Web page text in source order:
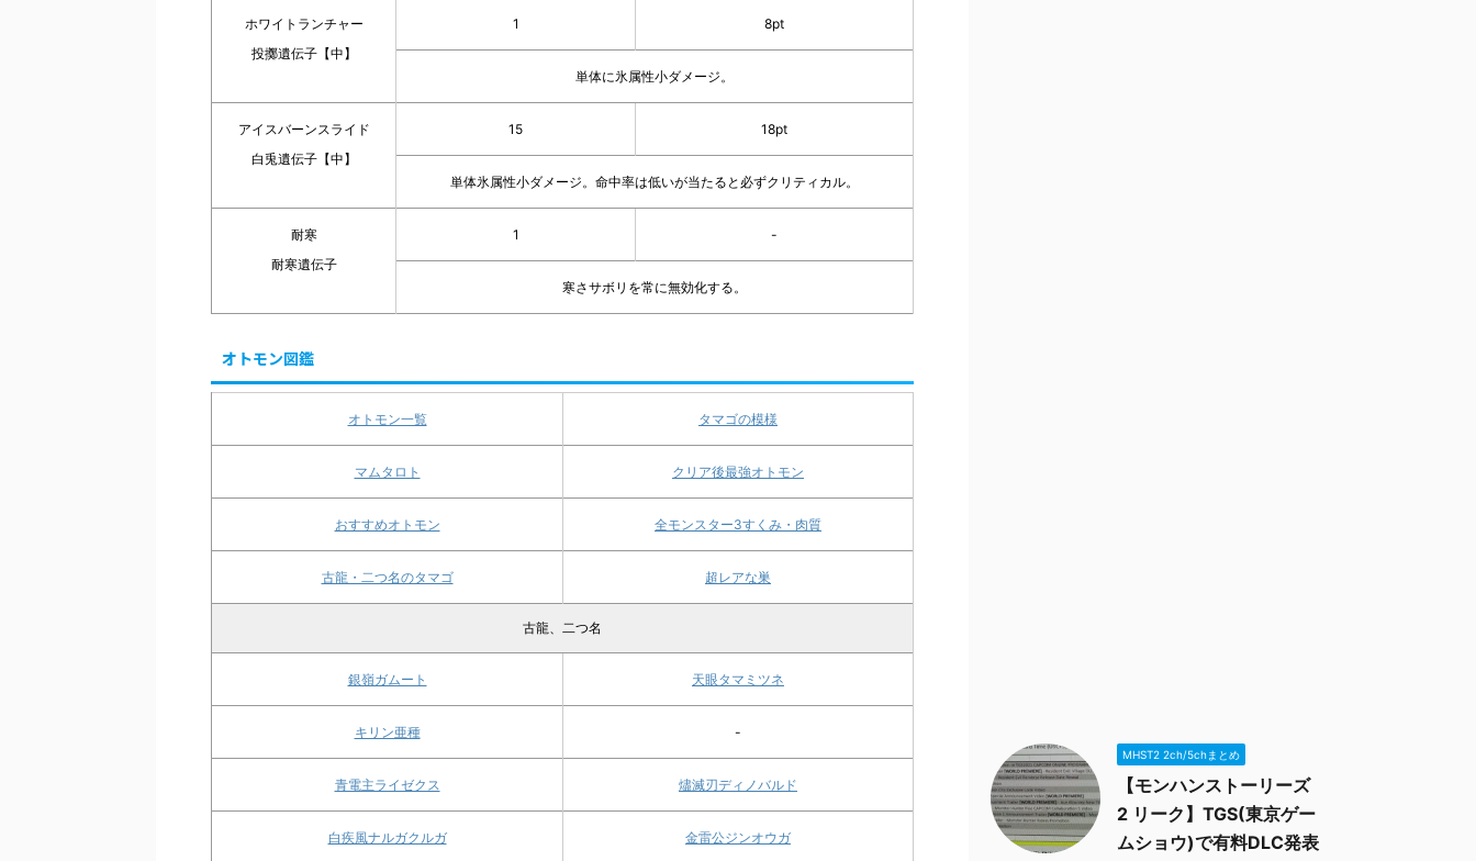
ホワイトランチャー
投擲遺伝子【中】
1 8pt
単体に氷属性小ダメージ。
アイスバーンスライド
白兎遺伝子【中】
15 18pt
単体氷属性小ダメージ。命中率は低いが当たると必ずクリティカル。
耐寒
耐寒遺伝子
1 -
寒さサボリを常に無効化する。
オトモン図鑑
オトモン一覧 タマゴの模様
マムタロト クリア後最強オトモン
おすすめオトモン 全モンスター3すくみ・肉質
古龍・二つ名のタマゴ 超レアな巣
古龍、二つ名
銀嶺ガムート 天眼タマミツネ
キリン亜種 -
青電主ライゼクス 燼滅刃ディノバルド
白疾風ナルガクルガ 金雷公ジンオウガ
MHST2 2ch/5chまとめ
【モンハンストーリーズ
2 リーク】TGS(東京ゲー
ムショウ)で有料DLC発表